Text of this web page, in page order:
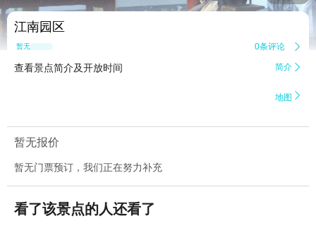
江南园区
暂无点评 0条评论 
查看景点简介及开放时间 简介 
地图 
暂无报价
暂无门票预订，我们正在努力补充
看了该景点的人还看了